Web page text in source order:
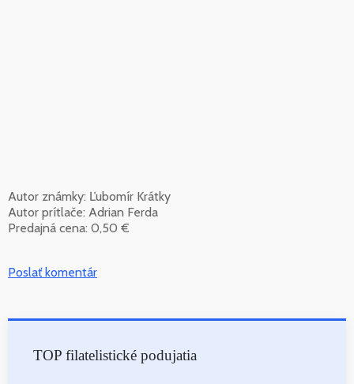
Autor známky: Ľubomír Krátky
Autor prítlače: Adrian Ferda
Predajná cena: 0,50 €
Poslať komentár
TOP filatelistické podujatia